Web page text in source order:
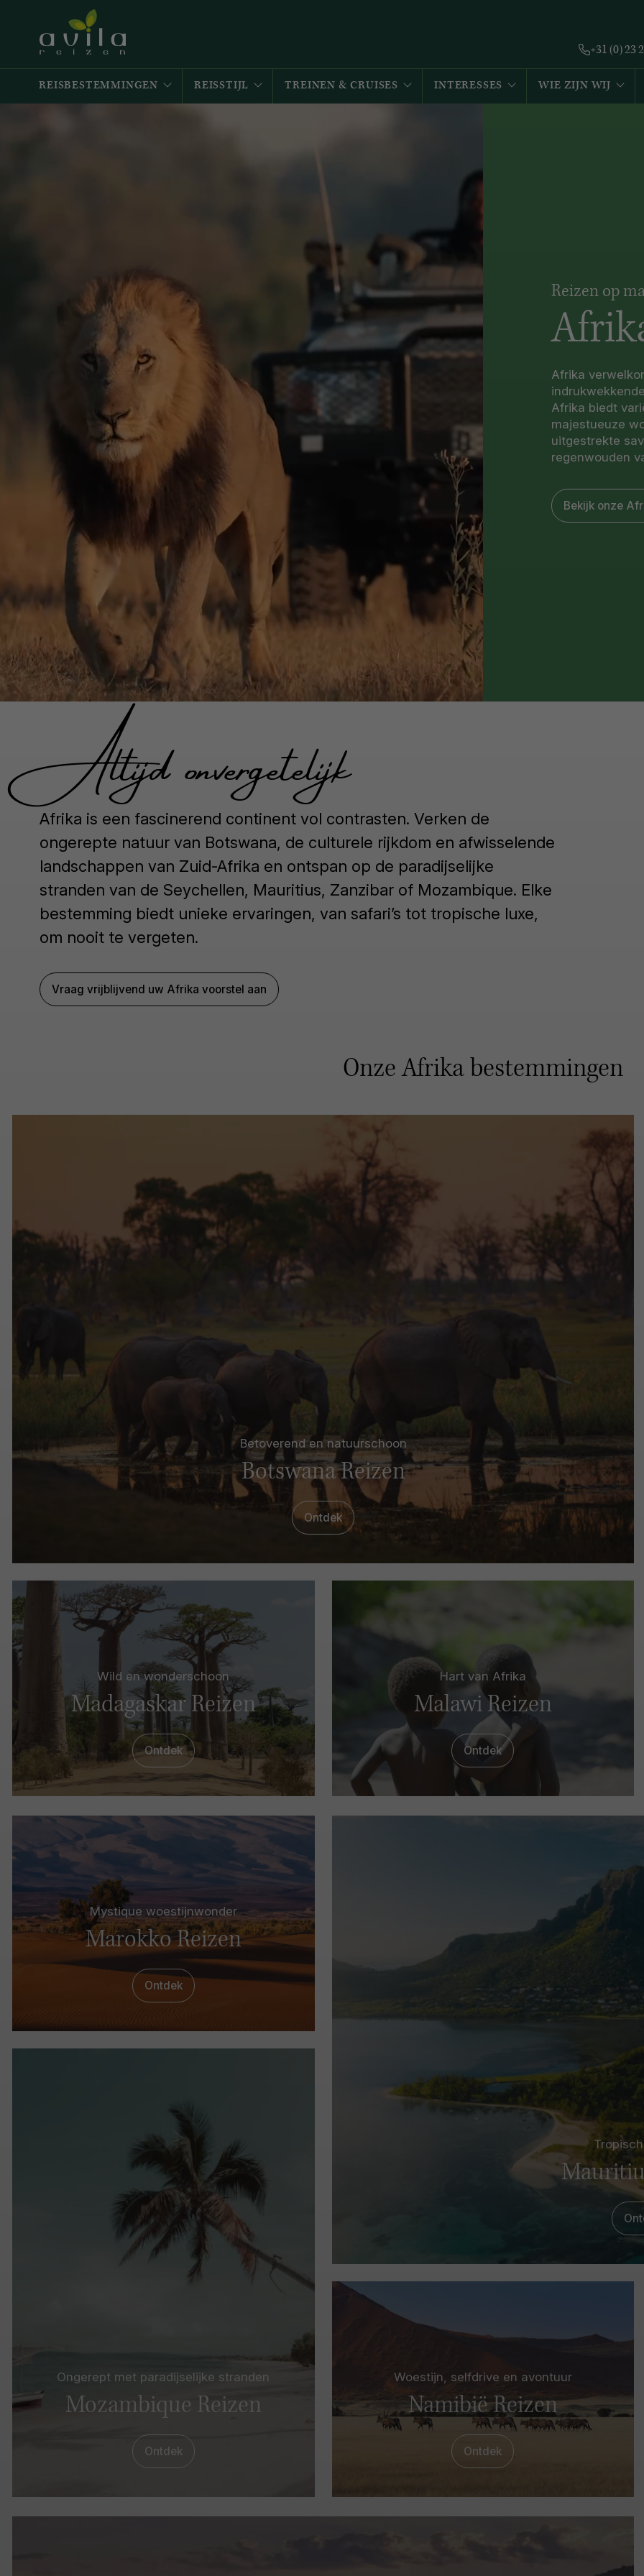
+31 (0) 23
REISBESTEMMINGEN REISSTIJL TREINEN & CRUISES INTERESSES WIE ZIJN WIJ
Reizen op
Afrika
Afrika biedt
majestueuze
uitgestrekte
regenwouden
Bekijk onze
Altijd onvergetelijk
Afrika is een fascinerend continent vol contrasten. Verken de
ongerepte natuur van Botswana, de culturele rijkdom en afwisselende
landschappen van Zuid-Afrika en ontspan op de paradijselijke
stranden van de Seychellen, Mauritius, Zanzibar of Mozambique. Elke
bestemming biedt unieke ervaringen, van safari’s tot tropische luxe,
om nooit te vergeten.
Vraag vrijblijvend uw Afrika voorstel aan
Onze Afrika bestemmingen
Betoverend en natuurschoon
Botswana Reizen
Ontdek
Wild en wonderschoon
Madagaskar Reizen
Ontdek
Hart van Afrika
Malawi Reizen
Ontdek
Mystique woestijnwonder
Marokko Reizen
Ontdek
Ongerept met paradijselijke stranden
Mozambique Reizen
Ontdek
Woestijn, selfdrive en avontuur
Namibië Reizen
Ontdek